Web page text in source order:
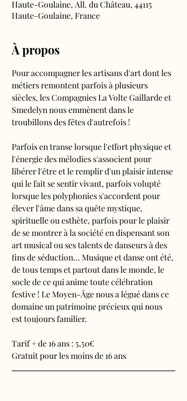
Haute-Goulaine, All. du Château, 44115
Haute-Goulaine, France
À propos
Pour accompagner les artisans d'art dont les
métiers remontent parfois à plusieurs
siècles, les Compagnies La Volte Gaillarde et
Smedelyn nous emmènent dans le
troubillons des fêtes d'autrefois !
Parfois en transe lorsque l'effort physique et
l'énergie des mélodies s'associent pour
libérer l'être et le remplir d'un plaisir intense
qui le fait se sentir vivant, parfois volupté
lorsque les polyphonies s'accordent pour
élever l'âme dans sa quête mystique,
spirituelle ou esthète, parfois pour le plaisir
de se montrer à la société en dispensant son
art musical ou ses talents de danseurs à des
fins de séduction... Musique et danse ont été,
de tous temps et partout dans le monde, le
socle de ce qui anime toute célébration
festive ! Le Moyen-Âge nous a légué dans ce
domaine un patrimoine précieux qui nous
est toujours familier.
Tarif + de 16 ans : 5,50€
Gratuit pour les moins de 16 ans